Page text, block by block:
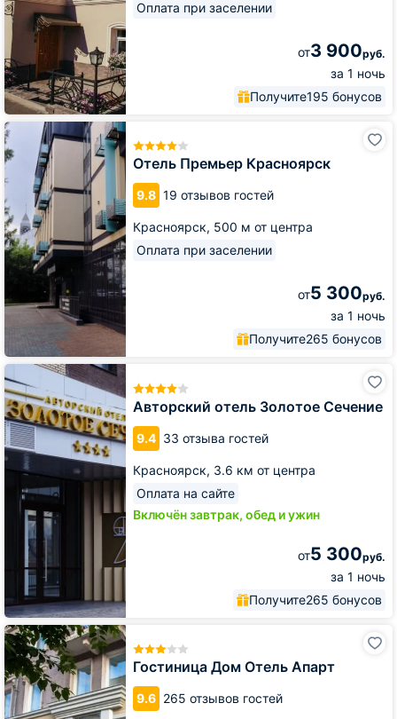
Оплата при заселении
от3 900руб.
за 1 ночь
Получите195 бонусов
Отель Премьер Красноярск
9.8 19 отзывов гостей
Красноярск, 500 м от центра
Оплата при заселении
от5 300руб.
за 1 ночь
Получите265 бонусов
Отель
Премьер
Красноярск
Авторский отель Золотое Сечение
9.4 33 отзыва гостей
Красноярск, 3.6 км от центра
Оплата на сайте
Включён завтрак, обед и ужин
от5 300руб.
за 1 ночь
Получите265 бонусов
Авторский
отель
Золотое
Сечение
Гостиница Дом Отель Апарт
9.6 265 отзывов гостей
Гостиница
Дом
Отель
Апарт